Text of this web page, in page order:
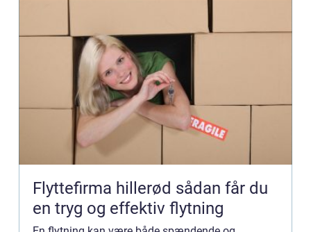
Flyttefirma hillerød sådan får du
en tryg og effektiv flytning